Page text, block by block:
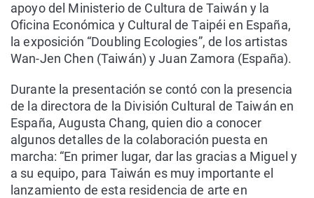
apoyo del Ministerio de Cultura de Taiwán y la
Oficina Económica y Cultural de Taipéi en España,
la exposición “Doubling Ecologies”, de los artistas
Wan-Jen Chen (Taiwán) y Juan Zamora (España).
Durante la presentación se contó con la presencia
de la directora de la División Cultural de Taiwán en
España, Augusta Chang, quien dio a conocer
algunos detalles de la colaboración puesta en
marcha: “En primer lugar, dar las gracias a Miguel y
a su equipo, para Taiwán es muy importante el
lanzamiento de esta residencia de arte en